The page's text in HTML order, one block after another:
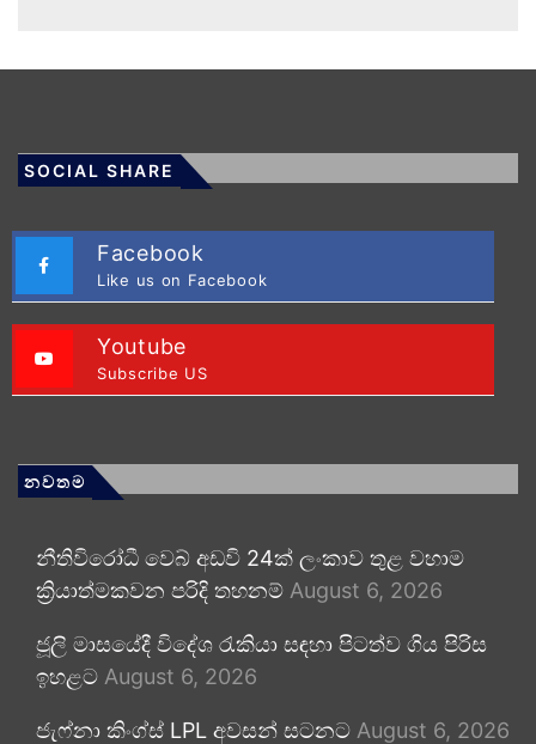
SOCIAL SHARE
Facebook
Like us on Facebook
Youtube
Subscribe US
නවතම
නීතිවිරෝධී වෙබ් අඩවි 24ක් ලංකාව තුළ වහාම
ක්‍රියාත්මකවන පරිදි තහනම් August 6, 2026
ජූලි මාසයේදී විදේශ රැකියා සඳහා පිටත්ව ගිය පිරිස
ඉහළට August 6, 2026
ජැෆ්නා කිංග්ස් LPL අවසන් සටනට August 6, 2026